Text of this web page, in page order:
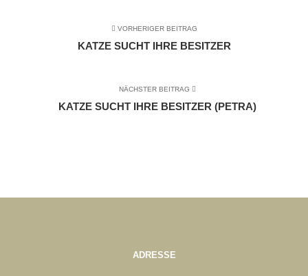
VORHERIGER BEITRAG
KATZE SUCHT IHRE BESITZER
NÄCHSTER BEITRAG
KATZE SUCHT IHRE BESITZER (PETRA)
ADRESSE